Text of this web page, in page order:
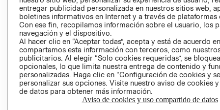
RECLAMOS
Colombia ($)
CAMBIAR REGIÓN
entregar publicidad personalizada en nuestros sitios web,
boletines informativos en Internet y a través de plataformas
Con ese fin, recopilamos información sobre el usuario, los
navegación y el dispositivo.
Al hacer clic en “Aceptar todas”, acepta y está de acuerdo
compartamos esta información con terceros, como
publicitarios. Al elegir “Solo cookies requeridas”, se
opcionales, lo que limita nuestra entrega de contenido y
personalizadas. Haga clic en “Configuración de cookies y
personalizar sus opciones. Visite nuestro aviso de cookies
de datos para obtener más información.
Aviso de cookies y uso compartido de datos